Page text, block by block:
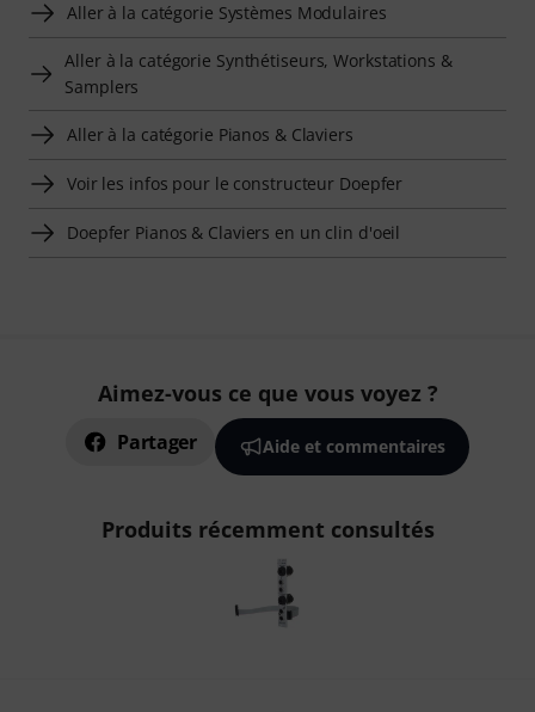
Aller à la catégorie Systèmes Modulaires
Aller à la catégorie Synthétiseurs, Workstations &
Samplers
Aller à la catégorie Pianos & Claviers
Voir les infos pour le constructeur Doepfer
Doepfer Pianos & Claviers en un clin d'oeil
Aimez-vous ce que vous voyez ?
Partager Aide et commentaires
Produits récemment consultés